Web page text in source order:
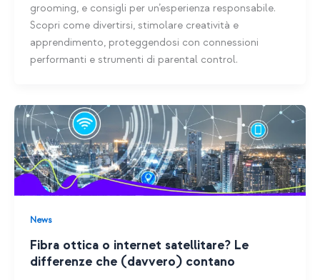
grooming, e consigli per un’esperienza responsabile.
Scopri come divertirsi, stimolare creatività e
apprendimento, proteggendosi con connessioni
performanti e strumenti di parental control.
News
Fibra ottica o internet satellitare? Le
differenze che (davvero) contano